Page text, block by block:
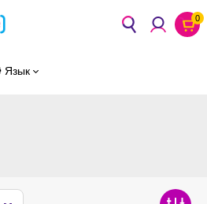
0
Язык